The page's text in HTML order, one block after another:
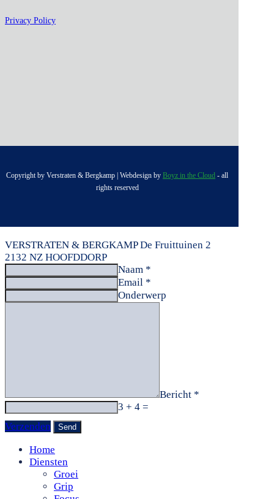
Privacy Policy
Copyright by Verstraten & Bergkamp | Webdesign byBoyz in the Cloud - all
rights reserved
VERSTRATEN & BERGKAMP De Fruittuinen 2
2132 NZ HOOFDDORP
Naam *
Email *
Onderwerp
Bericht *
3 + 4 =
Verzenden
Home
Diensten
Groei
Grip